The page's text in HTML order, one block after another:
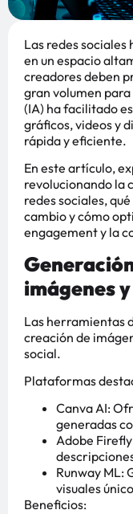
Las redes
en un espacio
creadores deben
gran volumen
(IA) ha facilitado
gráficos, videos y
rápida y eficiente.
En este artículo,
revolucionando la
redes sociales,
cambio y cómo
engagement y la
imágenes
Las herramientas
creación de
social.
Plataformas
Canva AI:
generadas
Adobe
Runway ML:
visuales
Beneficios: